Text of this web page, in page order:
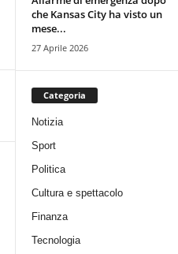
che Kansas City ha visto un
mese...
27 Aprile 2026
Categoria
Notizia
Sport
Politica
Cultura e spettacolo
Finanza
Tecnologia